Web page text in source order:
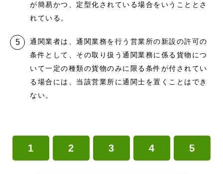
が簡易かつ、定型化されている場合をいうこととさ
れている。
通関業者は、通関業務を行う営業所の新設の許可の
条件として、その取り扱う通関業務に係る貨物につ
いて一定の種類の貨物のみに限る条件が付されてい
る場合には、当該営業所に通関士を置くことはでき
ない。
1 2 3 4 5